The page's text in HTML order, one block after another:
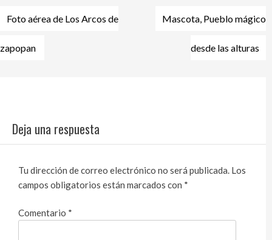
Navegación
entradas
Foto aérea de Los Arcos de
zapopan
Mascota, Pueblo mágico
desde las alturas
Deja una respuesta
Tu dirección de correo electrónico no será publicada. Los
campos obligatorios están marcados con *
Comentario *